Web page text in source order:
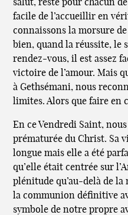
salut, reste pour chacun
facile de l’accueillir en
connaissons la morsure
bien, quand la réussite, le
rendez-vous, il est assez
victoire de l’amour. Mais
à Gethsémani, nous
limites. Alors que faire en
En ce Vendredi Saint,
prématurée du Christ. Sa
longue mais elle a été
qu’elle était centrée sur
plénitude qu’au-delà de
la communion définitive
symbole de notre propre